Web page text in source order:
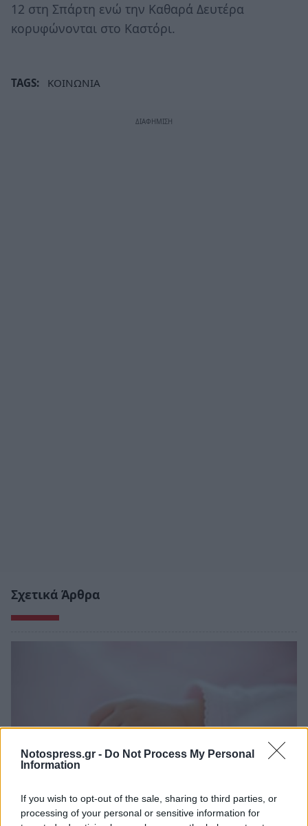
Notospress.gr - Do Not Process My Personal
Information
If you wish to opt-out of the sale, sharing to third parties, or
processing of your personal or sensitive information for
12 στη Σπάρτη ενώ την Καθαρά Δευτέρα
κορυφώνονται στο Καστόρι.
TAGS: ΚΟΙΝΩΝΙΑ
Σχετικά Άρθρα